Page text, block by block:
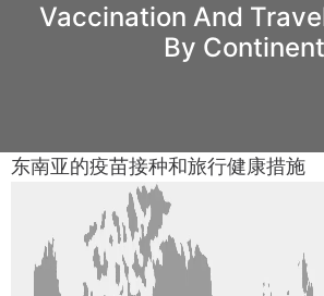
Vaccination And
By Continent
东南亚的疫苗接种和旅行健康措施